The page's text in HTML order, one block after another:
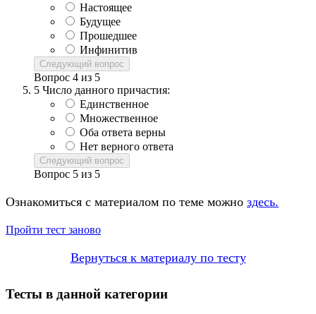
Настоящее
Будущее
Прошедшее
Инфинитив
Следующий вопрос
Вопрос 4 из 5
5 Число данного причастия:
Единственное
Множественное
Оба ответа верны
Нет верного ответа
Следующий вопрос
Вопрос 5 из 5
Ознакомиться с материалом по теме можно здесь.
Пройти тест заново
Вернуться к материалу по тесту
Тесты в данной категории